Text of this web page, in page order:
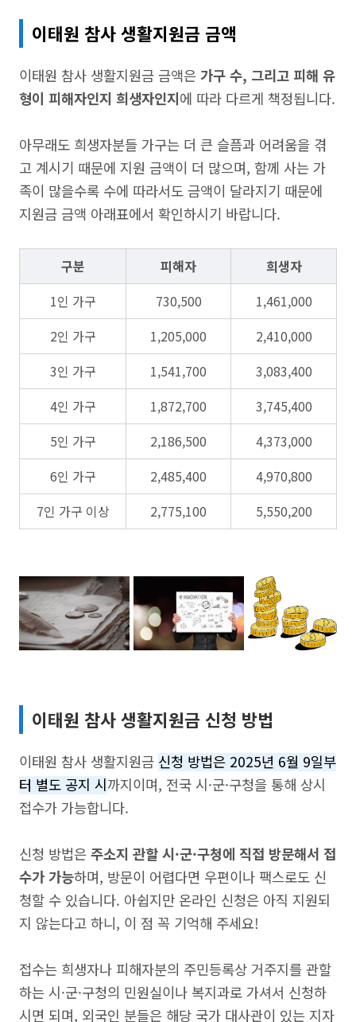
이태원 참사 생활지원금 금액
이태원 참사 생활지원금 금액은 가구 수, 그리고 피해 유
형이 피해자인지 희생자인지에 따라 다르게 책정됩니다.
아무래도 희생자분들 가구는 더 큰 슬픔과 어려움을 겪
고 계시기 때문에 지원 금액이 더 많으며, 함께 사는 가
족이 많을수록 수에 따라서도 금액이 달라지기 때문에
지원금 금액 아래표에서 확인하시기 바랍니다.
구분 피해자
희생자
1인 가구
730,500
1,461,000
2인 가구
1,205,000
2,410,000
3인 가구
1,541,700
3,083,400
4인 가구
1,872,700
3,745,400
5인 가구
2,186,500
4,373,000
6인 가구
2,485,400
4,970,800
7인 가구 이상
2,775,100 5,550,200
이태원 참사 생활지원금 신청 방법
이태원 참사 생활지원금 신청 방법은 2025년 6월 9일부
터 별도 공지 시까지이며, 전국 시·군·구청을 통해 상시
접수가 가능합니다.
신청 방법은 주소지 관할 시·군·구청에 직접 방문해서 접
수가 가능하며, 방문이 어렵다면 우편이나 팩스로도 신
청할 수 있습니다. 아쉽지만 온라인 신청은 아직 지원되
지 않는다고 하니, 이 점 꼭 기억해 주세요!
접수는 희생자나 피해자분의 주민등록상 거주지를 관할
하는 시·군·구청의 민원실이나 복지과로 가셔서 신청하
시면 되며, 외국인 분들은 해당 국가 대사관이 있는 지자